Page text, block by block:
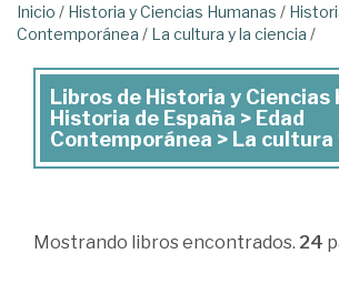
Inicio / Historia y Ciencias Humanas /
Contemporánea / La cultura y la ciencia /
Libros
de
Historia
Ciencias
Libros de Historia y Ciencias
Historia de España > Edad
Contemporánea > La cultura
Mostrando libros encontrados. 24